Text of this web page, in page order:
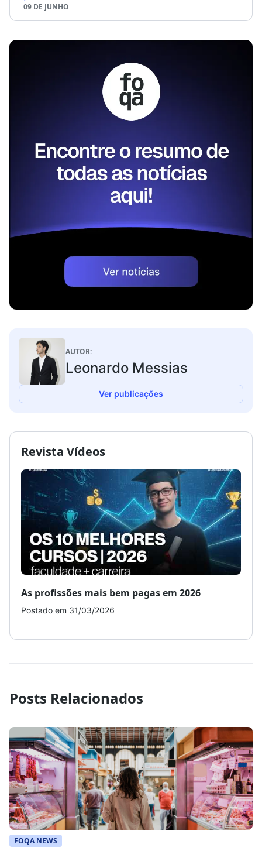
09 DE JUNHO
AUTOR:
Leonardo Messias
Ver publicações
Revista Vídeos
As profissões mais bem pagas em 2026
Postado em 31/03/2026
Posts Relacionados
FOQA NEWS